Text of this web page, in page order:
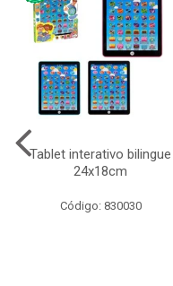
Tablet interativo bilingue
24x18cm
Código: 830030